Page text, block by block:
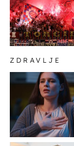
ZDRAVLJE